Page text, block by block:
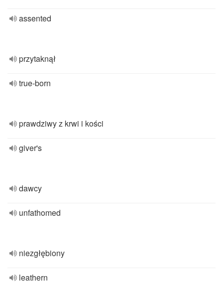
assented
przytaknął
true-born
prawdziwy z krwi i kości
giver's
dawcy
unfathomed
niezgłębiony
leathern